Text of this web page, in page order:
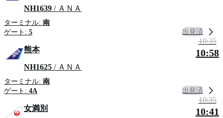
NH1639 / ＡＮＡ
ターミナル: 南
ゲート: 5 出発済
熊本
NH1625 / ＡＮＡ
ターミナル: 南
ゲート: 4A
10:35
10:58
出発済
女満別
10:35
10:41